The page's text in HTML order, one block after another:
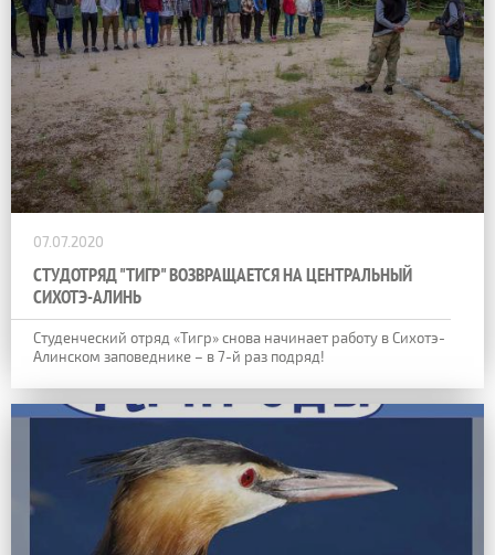
07.07.2020
СТУДОТРЯД "ТИГР" ВОЗВРАЩАЕТСЯ НА ЦЕНТРАЛЬНЫЙ
СИХОТЭ-АЛИНЬ
Студенческий отряд «Тигр» снова начинает работу в Сихотэ-
Алинском заповеднике – в 7-й раз подряд!